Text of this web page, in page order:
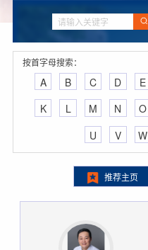
按首字母搜索：
A B C D E
K
L M N O
U
V W
推荐主页